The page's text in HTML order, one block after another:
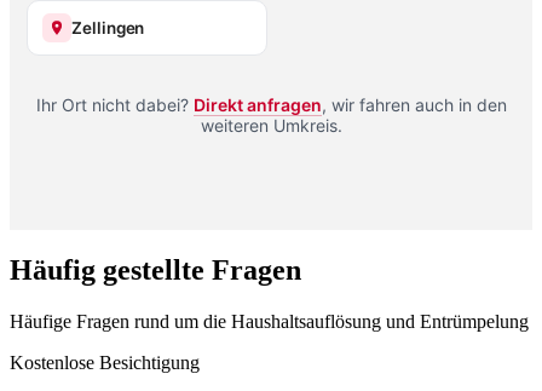
Zellingen
Ihr Ort nicht dabei? Direkt anfragen, wir fahren auch in den
weiteren Umkreis.
Häufig gestellte Fragen
Häufige Fragen rund um die Haushaltsauflösung und Entrümpelung
Kostenlose Besichtigung